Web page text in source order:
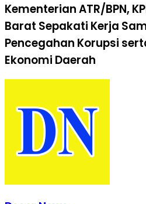
Kementerian ATR/BPN,
Barat Sepakati Kerja
Pencegahan Korupsi
Ekonomi Daerah